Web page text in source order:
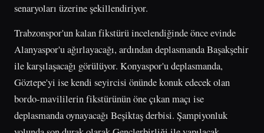
senaryoları üzerine şekillendiriyor.
Trabzonspor'un kalan fikstürü incelendiğinde önce evinde
Alanyaspor'u ağırlayacağı, ardından deplasmanda Başakşehir
ile karşılaşacağı görülüyor. Konyaspor'u deplasmanda,
Göztepe'yi ise kendi seyircisi önünde konuk edecek olan
bordo-mavililerin fikstürünün öne çıkan maçı ise
deplasmanda oynayacağı Beşiktaş derbisi. Şampiyonluk